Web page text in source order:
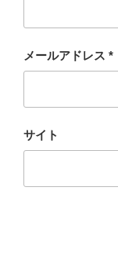
メールアドレス *
サイト